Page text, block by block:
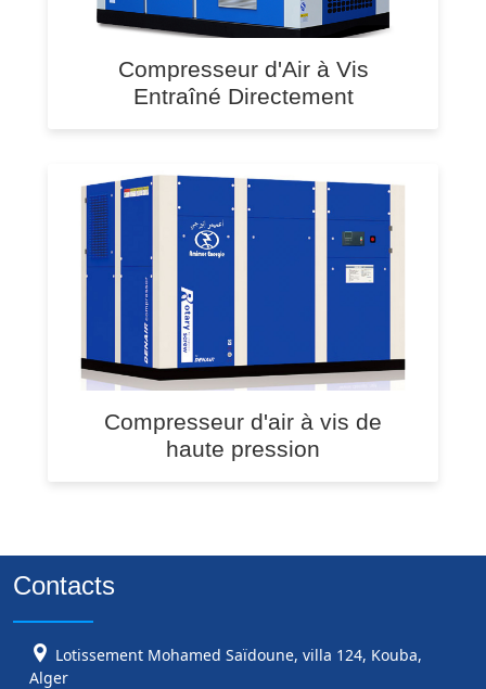
Compresseur d'Air à Vis
Entraîné Directement
Compresseur d'air à vis de
haute pression
Contacts
Lotissement Mohamed Saïdoune, villa 124, Kouba,
Alger